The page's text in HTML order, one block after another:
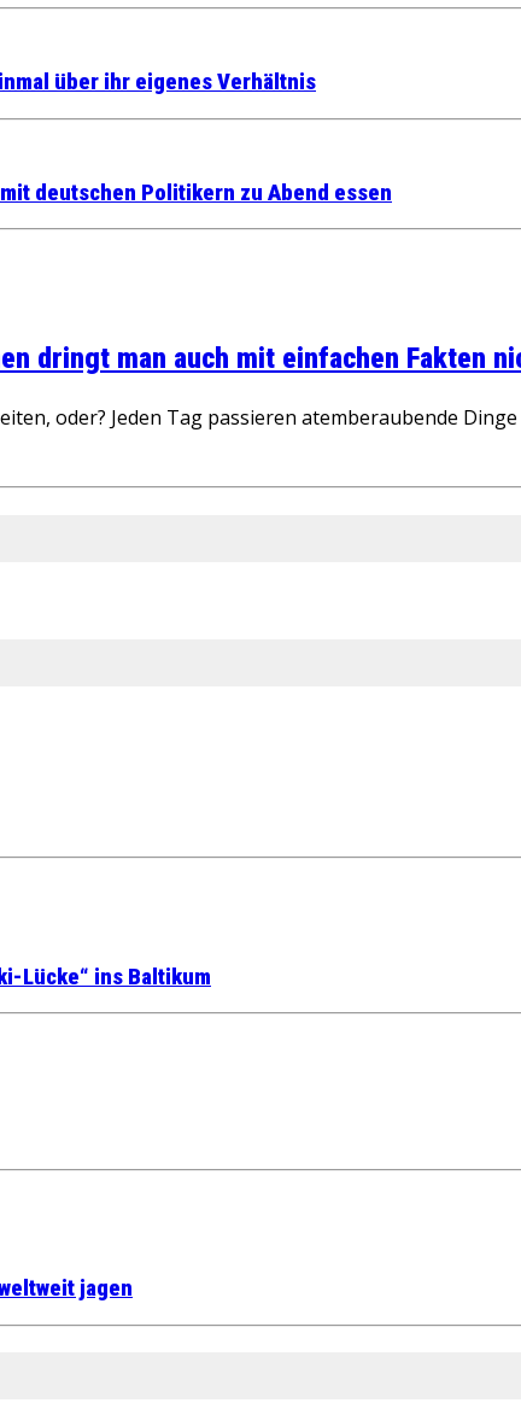
über ihr eigenes Verhältnis
deutschen Politikern zu Abend essen
dringt man auch mit einfachen Fakten
oder? Jeden Tag passieren atemberaubende
Lücke“ ins Baltikum
jagen